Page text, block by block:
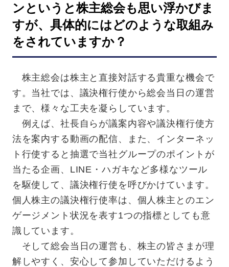
ンというと株主総会も思い浮かびま
すが、具体的にはどのような取組み
をされていますか？
株主総会は株主と直接対話する貴重な機会で
す。当社では、議決権行使から総会当日の運営
まで、様々な工夫を凝らしています。
例えば、社長自らが議案内容や議決権行使方
法を案内する動画の配信、また、インターネッ
ト行使すると抽選で当社グループのポイントが
当たる企画、LINE・ハガキなど多様なツール
を駆使して、議決権行使を呼びかけています。
個人株主の議決権行使率は、個人株主とのエン
ゲージメント状況を表す1つの指標としても意
識しています。
そして総会当日の運営も、株主の皆さまが理
解しやすく、安心して参加していただけるよう